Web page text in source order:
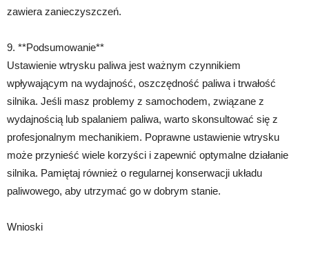
zawiera zanieczyszczeń.
9. **Podsumowanie**
Ustawienie wtrysku paliwa jest ważnym czynnikiem
wpływającym na wydajność, oszczędność paliwa i trwałość
silnika. Jeśli masz problemy z samochodem, związane z
wydajnością lub spalaniem paliwa, warto skonsultować się z
profesjonalnym mechanikiem. Poprawne ustawienie wtrysku
może przynieść wiele korzyści i zapewnić optymalne działanie
silnika. Pamiętaj również o regularnej konserwacji układu
paliwowego, aby utrzymać go w dobrym stanie.
Wnioski